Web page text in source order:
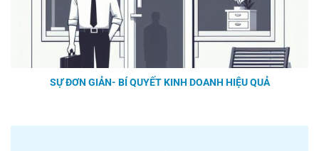
SỰ ĐƠN GIẢN- BÍ QUYẾT KINH DOANH HIỆU QUẢ